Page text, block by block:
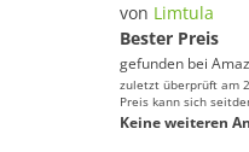
von Limtula
Bester Preis
gefunden bei
zuletzt überprüft am
Preis kann sich
Keine weiteren